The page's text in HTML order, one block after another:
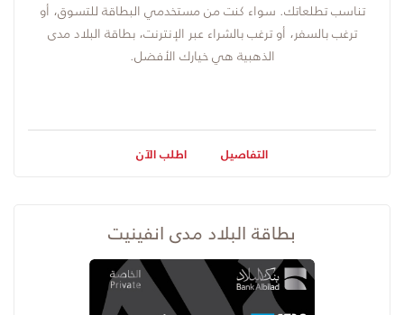
تناسب تطلعاتك. سواء كنت من مستخدمي البطاقة للتسوق، أو
ترغب بالسفر، أو ترغب بالشراء عبر الإنترنت، بطاقة البلاد مدى
الذهبية هي خيارك الأفضل.
التفاصيل اطلب الآن
بطاقة البلاد مدى انفينيت